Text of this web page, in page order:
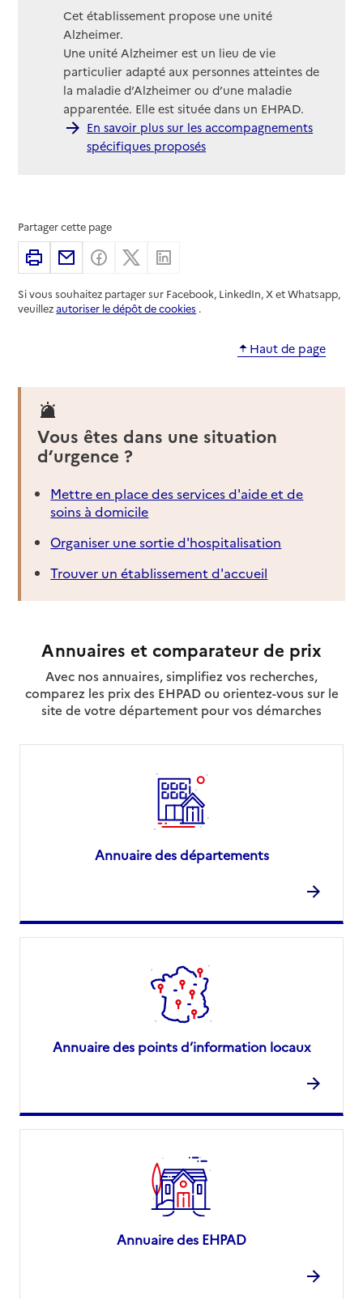
Cet établissement propose une unité
Alzheimer.
Une unité Alzheimer est un lieu de vie
particulier adapté aux personnes atteintes de
la maladie d’Alzheimer ou d’une maladie
apparentée. Elle est située dans un EHPAD.
En savoir plus sur les accompagnements
spécifiques proposés
Partager cette page
ImprimerPartager par email
Partager sur Facebook
Partager sur X
Si vous souhaitez partager sur Facebook, LinkedIn, X et Whatsapp,
veuillezautoriser le dépôt de cookies .
Haut de page
Vous êtes dans une situation
d’urgence ?
Mettre en place des services d'aide et de
soins à domicile
Organiser une sortie d'hospitalisation
Trouver un établissement d'accueil
Annuaires et comparateur de prix
Avec nos annuaires, simplifiez vos recherches,
comparez les prix des EHPAD ou orientez-vous sur le
site de votre département pour vos démarches
Annuaire des départements
Annuaire des points d’information locaux
Annuaire des EHPAD